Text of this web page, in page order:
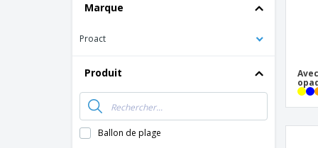
Marque
Proact
Produit
Ballon de plage